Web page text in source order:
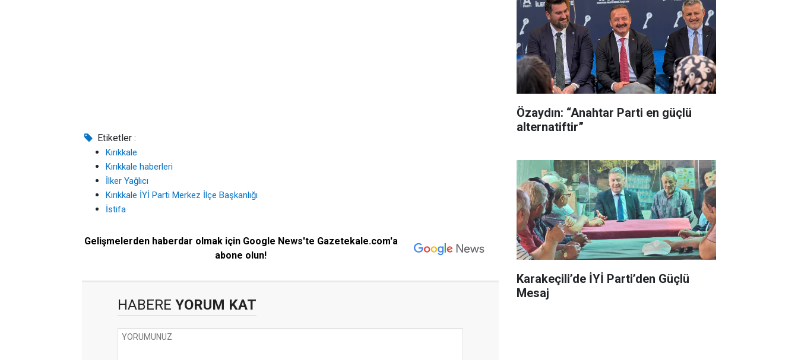
Etiketler :
Kırıkkale
Kırıkkale haberleri
İlker Yağlıcı
Kırıkkale İYİ Parti Merkez İlçe Başkanlığı
İstifa
Gelişmelerden haberdar olmak için Google News'te Gazetekale.com'a
abone olun!
HABERE YORUM KAT
Özaydın: “Anahtar Parti en güçlü
alternatiftir”
Karakeçili’de İYİ Parti’den Güçlü
Mesaj